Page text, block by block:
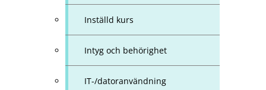
Inställd kurs
Intyg och behörighet
IT-/datoranvändning